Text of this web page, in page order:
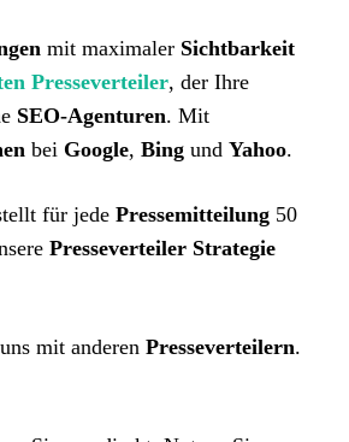
mit maximaler Sichtbarkeit
Presseverteiler, der Ihre
SEO-Agenturen. Mit
bei Google, Bing und Yahoo.
für jede Pressemitteilung 50
Presseverteiler Strategie
mit anderen Presseverteilern.